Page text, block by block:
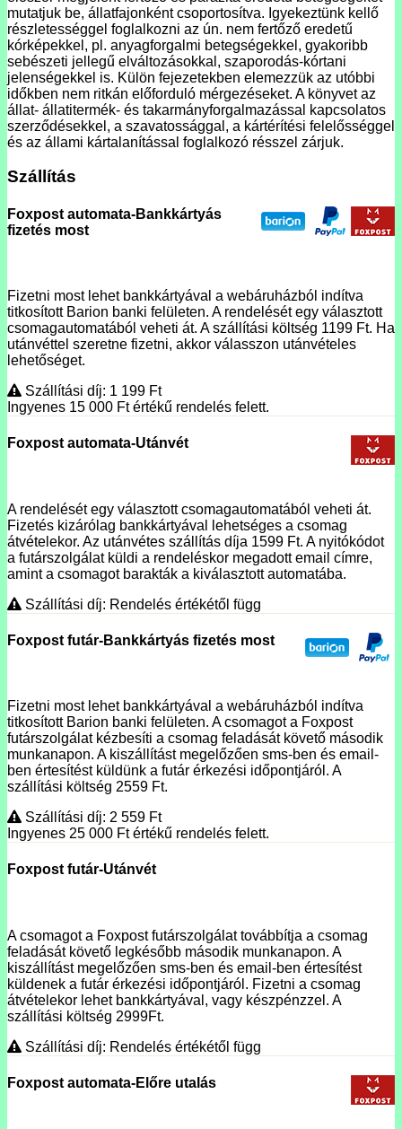
mutatjuk be, állatfajonként csoportosítva. Igyekeztünk kellő
részletességgel foglalkozni az ún. nem fertőző eredetű
kórképekkel, pl. anyagforgalmi betegségekkel, gyakoribb
sebészeti jellegű elváltozásokkal, szaporodás-kórtani
jelenségekkel is. Külön fejezetekben elemezzük az utóbbi
időkben nem ritkán előforduló mérgezéseket. A könyvet az
állat- állatitermék- és takarmányforgalmazással kapcsolatos
szerződésekkel, a szavatossággal, a kártérítési felelősséggel
és az állami kártalanítással foglalkozó résszel zárjuk.
Szállítás
Foxpost automata-Bankkártyás
fizetés most
Fizetni most lehet bankkártyával a webáruházból indítva
titkosított Barion banki felületen. A rendelését egy választott
csomagautomatából veheti át. A szállítási költség 1199 Ft. Ha
utánvéttel szeretne fizetni, akkor válasszon utánvételes
lehetőséget.
Szállítási díj: 1 199 Ft
Ingyenes 15 000 Ftértékű rendelés felett.
Foxpost automata-Utánvét
A rendelését egy választott csomagautomatából veheti át.
Fizetés kizárólag bankkártyával lehetséges a csomag
átvételekor. Az utánvétes szállítás díja 1599 Ft. A nyitókódot
a futárszolgálat küldi a rendeléskor megadott email címre,
amint a csomagot barakták a kiválasztott automatába.
Szállítási díj: Rendelés értékétől függ
Foxpost futár-Bankkártyás fizetés most
Fizetni most lehet bankkártyával a webáruházból indítva
titkosított Barion banki felületen. A csomagot a Foxpost
futárszolgálat kézbesíti a csomag feladását követő második
munkanapon. A kiszállítást megelőzően sms-ben és email-
ben értesítést küldünk a futár érkezési időpontjáról. A
szállítási költség 2559 Ft.
Szállítási díj: 2 559 Ft
Ingyenes 25 000 Ftértékű rendelés felett.
Foxpost futár-Utánvét
A csomagot a Foxpost futárszolgálat továbbítja a csomag
feladását követő legkésőbb második munkanapon. A
kiszállítást megelőzően sms-ben és email-ben értesítést
küldenek a futár érkezési időpontjáról. Fizetni a csomag
átvételekor lehet bankkártyával, vagy készpénzzel. A
szállítási költség 2999Ft.
Szállítási díj: Rendelés értékétől függ
Foxpost automata-Előre utalás